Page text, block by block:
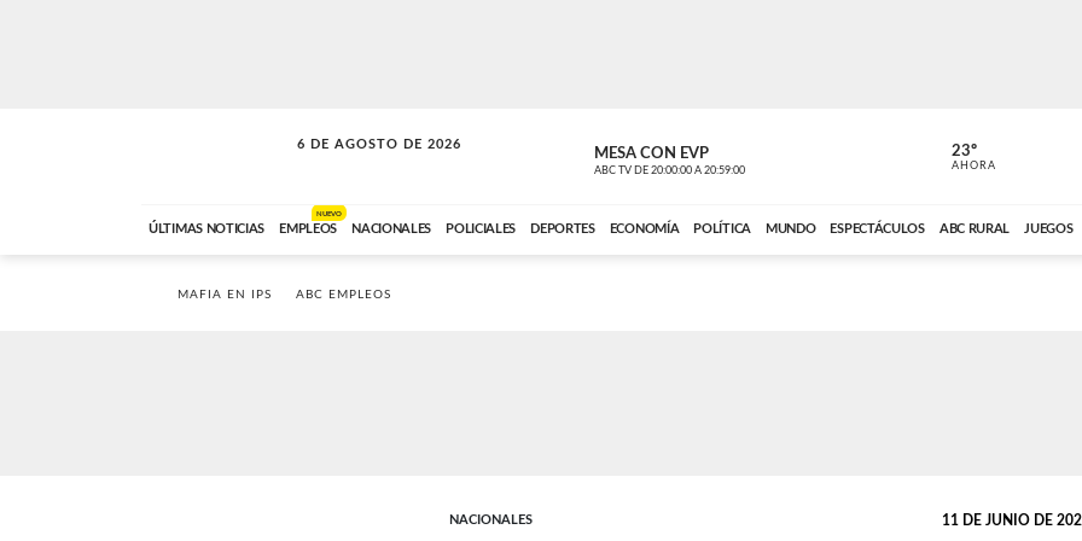
6 DE AGOSTO DE 2026
SOLO MÚSICA MESA CON EVP
ABC TV DE 20:00:00 A 20:59:00 ABC CARDINAL
23º
AHORA
ÚLTIMAS NOTICIAS EMPLEOS
NUEVO
NACIONALES POLICIALES DEPORTES ECONOMÍA POLÍTICA MUNDO ESPECTÁCULOS ABC RURAL JUEGOS
MAFIA EN IPS ABC EMPLEOS
NACIONALES 11 DE JUNIO DE